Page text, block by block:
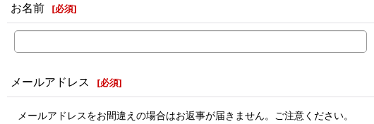
お名前 [必須]
メールアドレス [必須]
メールアドレスをお間違えの場合はお返事が届きません。ご注意ください。